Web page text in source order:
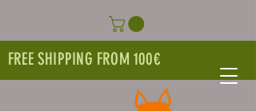
FREE SHIPPING FROM 100€